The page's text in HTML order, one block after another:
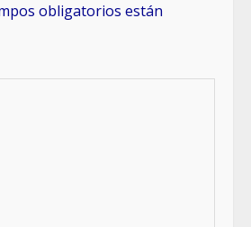
obligatorios están